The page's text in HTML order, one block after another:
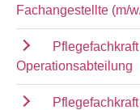
Fachangestellte (m/
Operationsabteilung